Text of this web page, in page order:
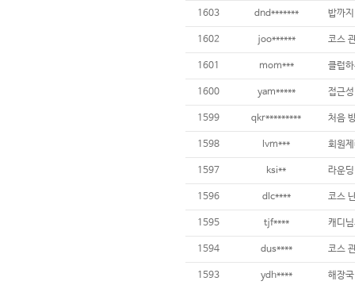
1603 dnd******* 밥까
1602 joo******
1601 mom***
1600 yam*****
1599 qkr********* 처음
1598 lvm***
1597 ksi**
1596 dlc****
1595 tjf**** 캐디
1594 dus**** 코스
1593 ydh**** 해장